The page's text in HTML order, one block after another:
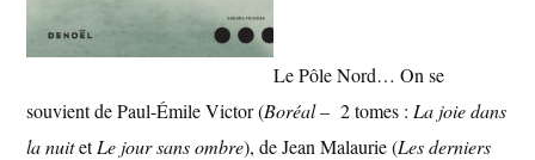
Le Pôle Nord… On se
souvient de Paul-Émile Victor (Boréal– 2 tomes : La joie dans
la nuitetLe jour sans ombre), de Jean Malaurie (Les derniers